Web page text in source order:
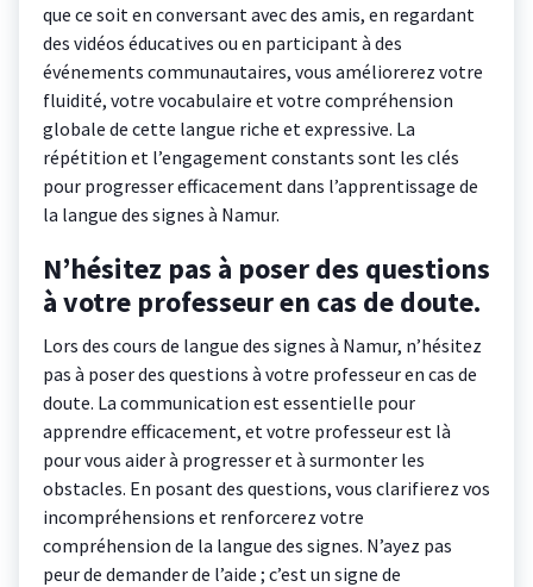
que ce soit en conversant avec des amis, en regardant
des vidéos éducatives ou en participant à des
événements communautaires, vous améliorerez votre
fluidité, votre vocabulaire et votre compréhension
globale de cette langue riche et expressive. La
répétition et l’engagement constants sont les clés
pour progresser efficacement dans l’apprentissage de
la langue des signes à Namur.
N’hésitez pas à poser des questions
à votre professeur en cas de doute.
Lors des cours de langue des signes à Namur, n’hésitez
pas à poser des questions à votre professeur en cas de
doute. La communication est essentielle pour
apprendre efficacement, et votre professeur est là
pour vous aider à progresser et à surmonter les
obstacles. En posant des questions, vous clarifierez vos
incompréhensions et renforcerez votre
compréhension de la langue des signes. N’ayez pas
peur de demander de l’aide ; c’est un signe de